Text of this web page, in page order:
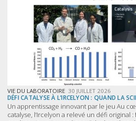
VIE DU LABORATOIRE 30 JUILLET 2026
DÉFI CATALYSE À L’IRCELYON : QUAND LA
Un apprentissage innovant par le jeu Au
catalyse, l’Ircelyon a relevé un défi original